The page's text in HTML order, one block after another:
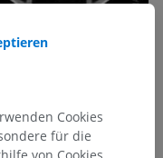
Cookies
für die